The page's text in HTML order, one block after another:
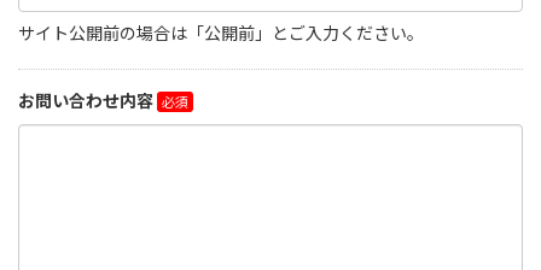
サイト公開前の場合は「公開前」とご入力ください。
お問い合わせ内容